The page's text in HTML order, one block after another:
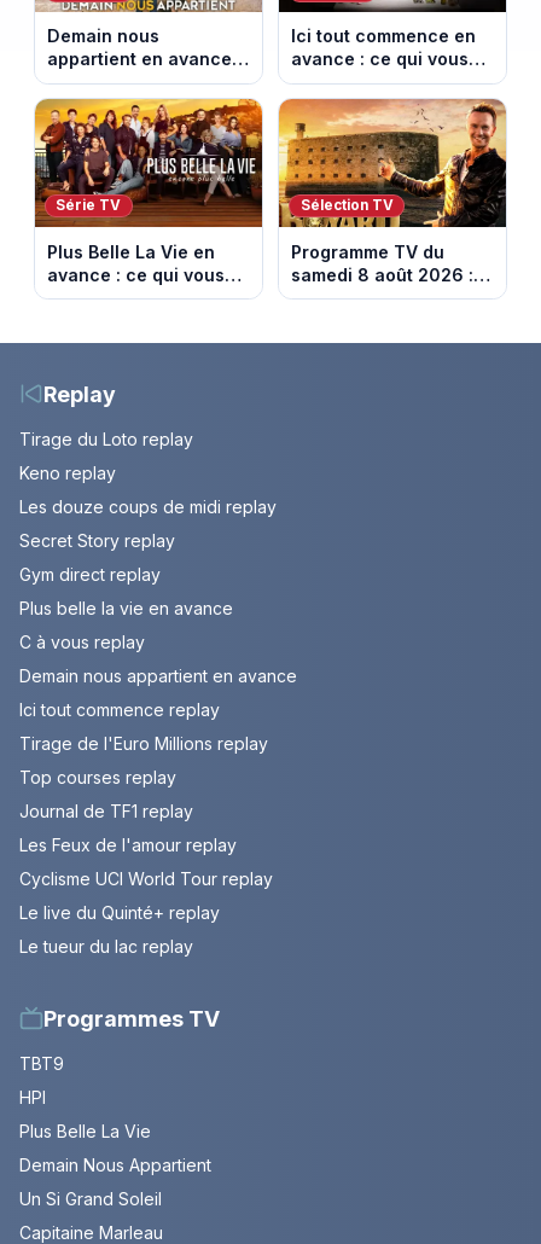
Demain nous
appartient en avance :
ce qui vous attend la
semaine du 10 au 14
août 2026 (spoiler)
Ici tout commence en
avance : ce qui vous
attend la semaine du
10 au 14 août 2026
(spoiler)
Série TV
Plus Belle La Vie en
avance : ce qui vous
attend la semaine du
(spoiler)
Sélection TV
Programme TV du
samedi 8 août 2026 :
notre sélection pour
Replay
Tirage du Loto replay
Keno replay
Les douze coups de midi replay
Secret Story replay
Gym direct replay
Plus belle la vie en avance
C à vous replay
Demain nous appartient en avance
Ici tout commence replay
Tirage de l'Euro Millions replay
Top courses replay
Journal de TF1 replay
Les Feux de l'amour replay
Cyclisme UCI World Tour replay
Le live du Quinté+ replay
Le tueur du lac replay
Programmes TV
TBT9
HPI
Plus Belle La Vie
Demain Nous Appartient
Un Si Grand Soleil
Capitaine Marleau